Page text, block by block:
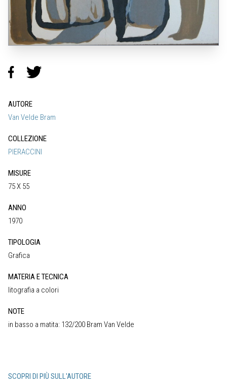
AUTORE
Van Velde Bram
COLLEZIONE
PIERACCINI
MISURE
75 X 55
ANNO
1970
TIPOLOGIA
Grafica
MATERIA E TECNICA
litografia a colori
NOTE
in basso a matita: 132/200 Bram Van Velde
SCOPRI DI PIÙ SULL'AUTORE